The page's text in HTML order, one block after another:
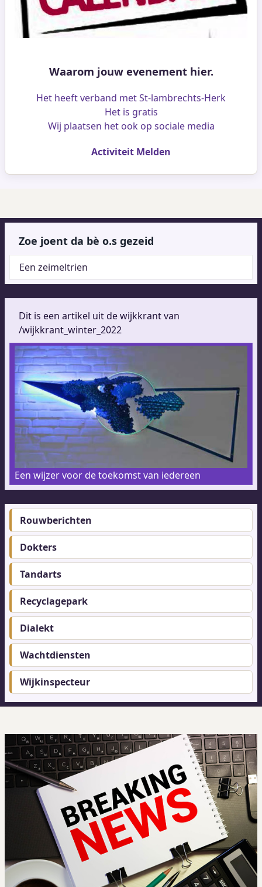
Waarom jouw evenement hier.
Het heeft verband met St-lambrechts-Herk
Het is gratis
Wij plaatsen het ook op sociale media
Activiteit Melden
Zoe joent da bè o.s gezeid
Een zeimeltrien
Dit is een artikel uit de wijkkrant van
/wijkkrant_winter_2022
Een wijzer voor de toekomst van iedereen
Footer-
menu
Rouwberichten
Dokters
Tandarts
Recyclagepark
Dialekt
Wachtdiensten
Wijkinspecteur